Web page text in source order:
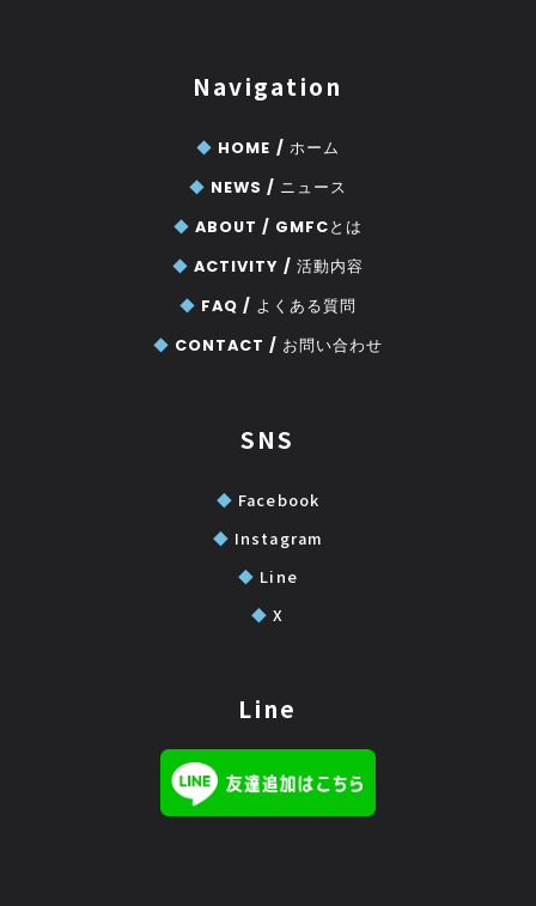
Navigation
◆ HOME / ホーム
◆ NEWS / ニュース
◆ ABOUT / GMFCとは
◆ ACTIVITY / 活動内容
◆ FAQ / よくある質問
◆ CONTACT / お問い合わせ
SNS
◆ Facebook
◆ Instagram
◆ Line
◆ X
Line